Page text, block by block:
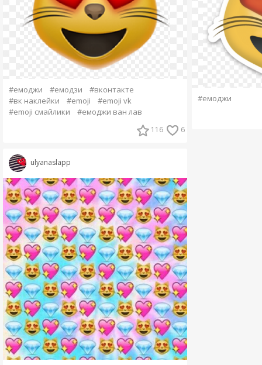
#емоджи #емодзи
#вконтакте
#вк наклейки
#emoji
#emoji vk
#emoji смайлики
#емоджи ван лав
116 6
ulyanaslapp
#емоджи